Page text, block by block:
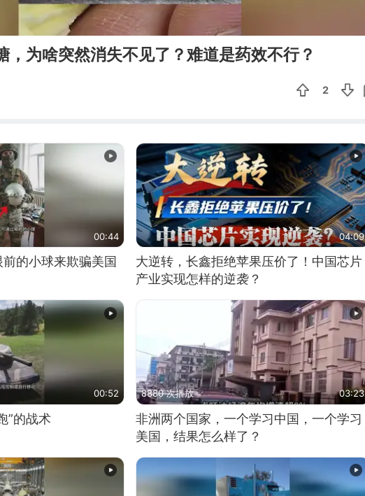
，为啥突然消失不见了？难道是药效不行？
2
00:44
的小球来欺骗美国
04:09
大逆转，长鑫拒绝苹果压价了！中国芯片
产业实现怎样的逆袭？
00:52
”的战术
8880 次播放 03:23
非洲两个国家，一个学习中国，一个学习
美国，结果怎么样了？